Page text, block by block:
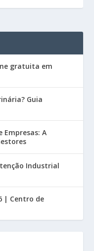
gratuita em
Guia
Empresas: A
Industrial
| Centro de